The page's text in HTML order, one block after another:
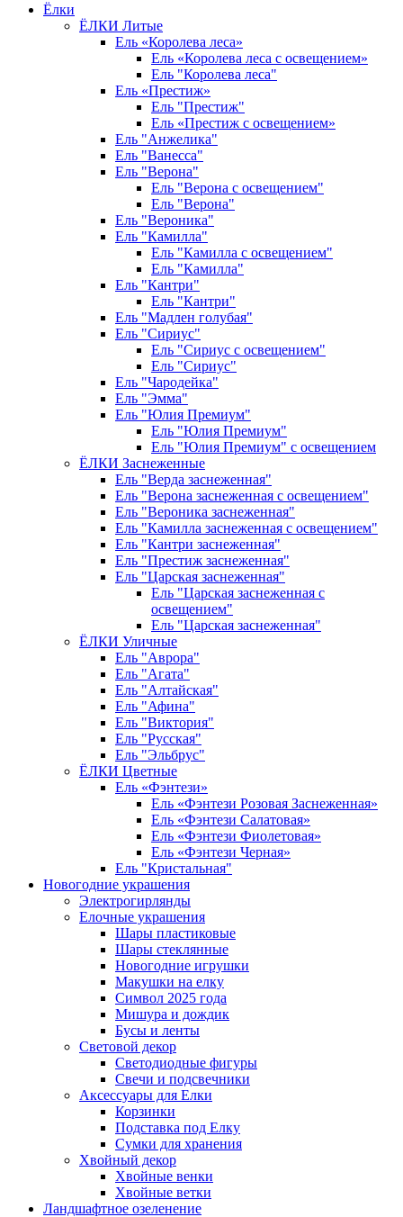
Ёлки
ЁЛКИ Литые
Ель «Королева леса»
Ель «Королева леса с освещением»
Ель "Королева леса"
Ель «Престиж»
Ель "Престиж"
Ель «Престиж с освещением»
Ель "Анжелика"
Ель "Ванесса"
Ель "Верона"
Ель "Верона с освещением"
Ель "Верона"
Ель "Вероника"
Ель "Камилла"
Ель "Камилла с освещением"
Ель "Камилла"
Ель "Кантри"
Ель "Кантри"
Ель "Мадлен голубая"
Ель "Сириус"
Ель "Сириус с освещением"
Ель "Сириус"
Ель "Чародейка"
Ель "Эмма"
Ель "Юлия Премиум"
Ель "Юлия Премиум"
Ель "Юлия Премиум" с освещением
ЁЛКИ Заснеженные
Ель "Верда заснеженная"
Ель "Верона заснеженная с освещением"
Ель "Вероника заснеженная"
Ель "Камилла заснеженная с освещением"
Ель "Кантри заснеженная"
Ель "Престиж заснеженная"
Ель "Царская заснеженная"
Ель "Царская заснеженная с
освещением"
Ель "Царская заснеженная"
ЁЛКИ Уличные
Ель "Аврора"
Ель "Агата"
Ель "Алтайская"
Ель "Афина"
Ель "Виктория"
Ель "Русская"
Ель "Эльбрус"
ЁЛКИ Цветные
Ель «Фэнтези»
Ель «Фэнтези Розовая Заснеженная»
Ель «Фэнтези Салатовая»
Ель «Фэнтези Фиолетовая»
Ель «Фэнтези Черная»
Ель "Кристальная"
Новогодние украшения
Электрогирлянды
Елочные украшения
Шары пластиковые
Шары стеклянные
Новогодние игрушки
Макушки на елку
Символ 2025 года
Мишура и дождик
Бусы и ленты
Световой декор
Светодиодные фигуры
Свечи и подсвечники
Аксессуары для Елки
Корзинки
Подставка под Елку
Сумки для хранения
Хвойный декор
Хвойные венки
Хвойные ветки
Ландшафтное озеленение